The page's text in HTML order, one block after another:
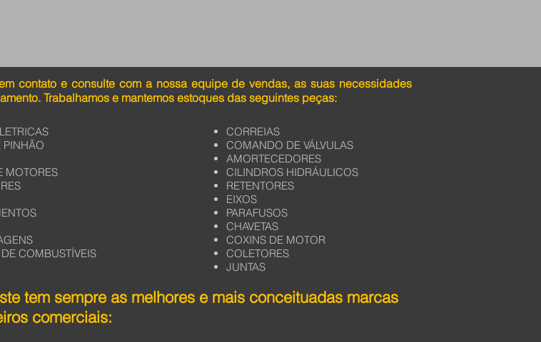
contato e consulte com a nossa equipe de vendas, as suas necessidades
Trabalhamos e mantemos estoques das seguintes peças:
PINHÃO
MOTORES
COMBUSTÍVEIS
CORREIAS
COMANDO DE VÁLVULAS
AMORTECEDORES
CILINDROS HIDRÁULICOS
RETENTORES
EIXOS
PARAFUSOS
CHAVETAS
COXINS DE MOTOR
COLETORES
JUNTAS
tem sempre as melhores e mais conceituadas marcas
comerciais: